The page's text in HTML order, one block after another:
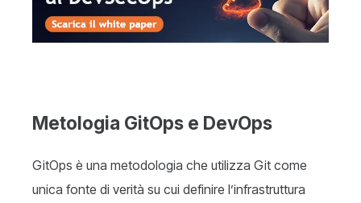
Metologia GitOps e DevOps
GitOps è una metodologia che utilizza Git come
unica fonte di verità su cui definire l’infrastruttura